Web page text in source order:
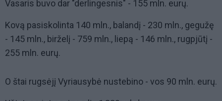
Vasaris buvo dar "derlingesnis" - 155 mln. eurų.
Kovą pasiskolinta 140 mln., balandį - 230 mln., gegužę
- 145 mln., birželį - 759 mln., liepą - 146 mln., rugpjūtį -
255 mln. eurų.
O štai rugsėjį Vyriausybė nustebino - vos 90 mln. eurų.